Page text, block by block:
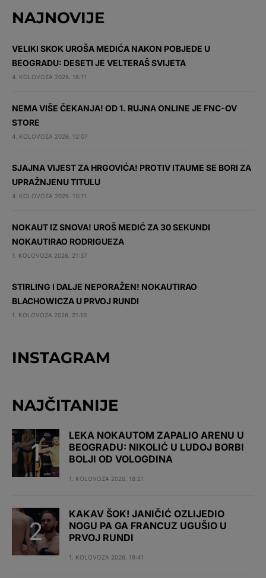
NAJNOVIJE
VELIKI SKOK UROŠA MEDIĆA NAKON POBJEDE U
BEOGRADU: DESETI JE VELTERAŠ SVIJETA
4. KOLOVOZA 2026. 16:11
NEMA VIŠE ČEKANJA! OD 1. RUJNA ONLINE JE FNC-OV
STORE
4. KOLOVOZA 2026. 12:07
SJAJNA VIJEST ZA HRGOVIĆA! PROTIV ITAUME SE BORI ZA
UPRAŽNJENU TITULU
4. KOLOVOZA 2026. 10:11
NOKAUT IZ SNOVA! UROŠ MEDIĆ ZA 30 SEKUNDI
NOKAUTIRAO RODRIGUEZA
1. KOLOVOZA 2026. 21:37
STIRLING I DALJE NEPORAŽEN! NOKAUTIRAO
BLACHOWICZA U PRVOJ RUNDI
1. KOLOVOZA 2026. 21:10
INSTAGRAM
NAJČITANIJE
LEKA NOKAUTOM ZAPALIO ARENU U
BEOGRADU: NIKOLIĆ U LUDOJ BORBI
BOLJI OD VOLOGDINA
1. KOLOVOZA 2026. 18:21
KAKAV ŠOK! JANIČIĆ OZLIJEDIO
NOGU PA GA FRANCUZ UGUŠIO U
PRVOJ RUNDI
1. KOLOVOZA 2026. 19:41